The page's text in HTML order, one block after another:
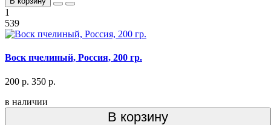
1
539
Воск пчелиный, Россия, 200 гр.
200 р. 350 р.
в наличии
В корзину